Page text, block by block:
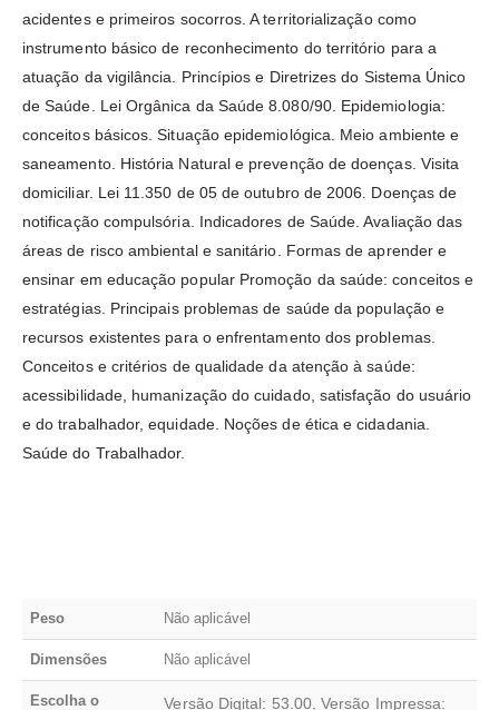
acidentes e primeiros socorros. A territorialização como
instrumento básico de reconhecimento do território para a
atuação da vigilância. Princípios e Diretrizes do Sistema Único
de Saúde. Lei Orgânica da Saúde 8.080/90. Epidemiologia:
conceitos básicos. Situação epidemiológica. Meio ambiente e
saneamento. História Natural e prevenção de doenças. Visita
domiciliar. Lei 11.350 de 05 de outubro de 2006. Doenças de
notificação compulsória. Indicadores de Saúde. Avaliação das
áreas de risco ambiental e sanitário. Formas de aprender e
ensinar em educação popular Promoção da saúde: conceitos e
estratégias. Principais problemas de saúde da população e
recursos existentes para o enfrentamento dos problemas.
Conceitos e critérios de qualidade da atenção à saúde:
acessibilidade, humanização do cuidado, satisfação do usuário
e do trabalhador, equidade. Noções de ética e cidadania.
Saúde do Trabalhador.
Peso Não aplicável
Dimensões Não aplicável
Escolha o
Versão Digital: 53.00, Versão Impressa: